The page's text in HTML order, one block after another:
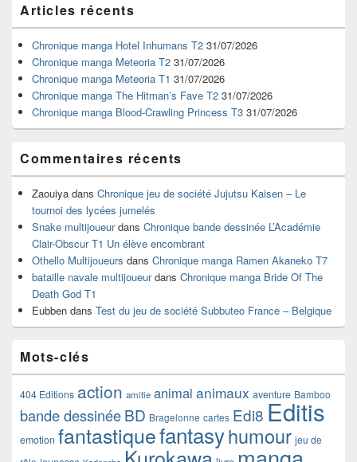
principale
de
widget
pour
barre
latérale
Articles récents
Chronique manga Hotel Inhumans T2 31/07/2026
Chronique manga Meteoria T2 31/07/2026
Chronique manga Meteoria T1 31/07/2026
Chronique manga The Hitman’s Fave T2 31/07/2026
Chronique manga Blood-Crawling Princess T3 31/07/2026
Commentaires récents
Zaouiya dans Chronique jeu de société Jujutsu Kaisen – Le
tournoi des lycées jumelés
Snake multijoueurdans Chronique bande dessinée L’Académie
Clair-Obscur T1 Un élève encombrant
Othello Multijoueurs dans Chronique manga Ramen Akaneko T7
bataille navale multijoueurdans Chronique manga Bride Of The
Death God T1
Eubben dans Test du jeu de société Subbuteo France – Belgique
Mots-clés
404 Editions action amitie animal animaux aventure Bamboo
bande dessinéeBD Bragelonne cartes Edi8 Editis
emotion fantastiquefantasyhumour jeu de